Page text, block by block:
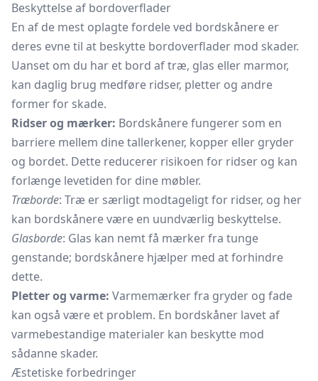
Beskyttelse af bordoverflader
En af de mest oplagte fordele ved bordskånere er
deres evne til at beskytte bordoverflader mod skader.
Uanset om du har et bord af træ, glas eller marmor,
kan daglig brug medføre ridser, pletter og andre
former for skade.
Ridser og mærker: Bordskånere fungerer som en
barriere mellem dine tallerkener, kopper eller gryder
og bordet. Dette reducerer risikoen for ridser og kan
forlænge levetiden for dine møbler.
Træborde: Træ er særligt modtageligt for ridser, og her
kan bordskånere være en uundværlig beskyttelse.
Glasborde: Glas kan nemt få mærker fra tunge
genstande; bordskånere hjælper med at forhindre
dette.
Pletter og varme: Varmemærker fra gryder og fade
kan også være et problem. En bordskåner lavet af
varmebestandige materialer kan beskytte mod
sådanne skader.
Æstetiske forbedringer